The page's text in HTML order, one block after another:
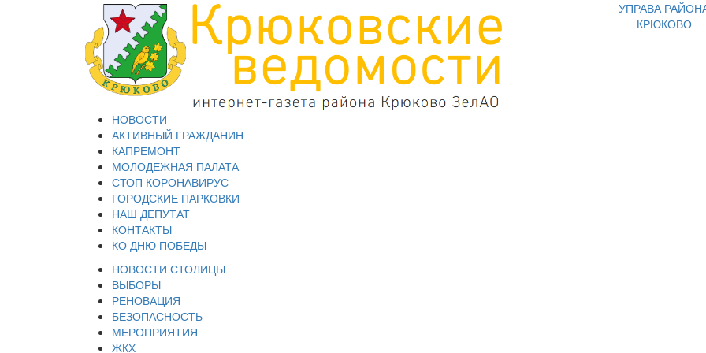
УПРАВА
КРЮКОВО
НОВОСТИ
АКТИВНЫЙ ГРАЖДАНИН
КАПРЕМОНТ
МОЛОДЕЖНАЯ ПАЛАТА
СТОП КОРОНАВИРУС
ГОРОДСКИЕ ПАРКОВКИ
НАШ ДЕПУТАТ
КОНТАКТЫ
КО ДНЮ ПОБЕДЫ
НОВОСТИ СТОЛИЦЫ
ВЫБОРЫ
РЕНОВАЦИЯ
БЕЗОПАСНОСТЬ
МЕРОПРИЯТИЯ
ЖКХ